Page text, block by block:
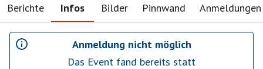
Berichte Infos Bilder Pinnwand Anmeldungen
Anmeldung nicht möglich
Das Event fand bereits statt